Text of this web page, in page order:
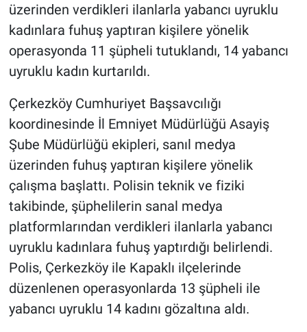
üzerinden verdikleri ilanlarla yabancı uyruklu
kadınlara fuhuş yaptıran kişilere yönelik
operasyonda 11 şüpheli tutuklandı, 14 yabancı
uyruklu kadın kurtarıldı.
Çerkezköy Cumhuriyet Başsavcılığı
koordinesinde İl Emniyet Müdürlüğü Asayiş
Şube Müdürlüğü ekipleri, sanıl medya
üzerinden fuhuş yaptıran kişilere yönelik
çalışma başlattı. Polisin teknik ve fiziki
takibinde, şüphelilerin sanal medya
platformlarından verdikleri ilanlarla yabancı
uyruklu kadınlara fuhuş yaptırdığı belirlendi.
Polis, Çerkezköy ile Kapaklı ilçelerinde
düzenlenen operasyonlarda 13 şüpheli ile
yabancı uyruklu 14 kadını gözaltına aldı.